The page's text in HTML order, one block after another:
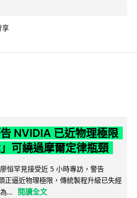
享
NVIDIA 已近物理極限
可繞過摩爾定律瓶頸
恒罕見接受近 5 小時專訪，警告
正逼近物理極限，傳統製程升級已失經
...
閱讀全文